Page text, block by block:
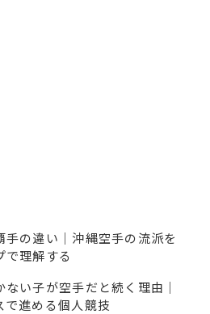
手の違い｜沖縄空手の流派を
で理解する
い子が空手だと続く理由｜
で進める個人競技